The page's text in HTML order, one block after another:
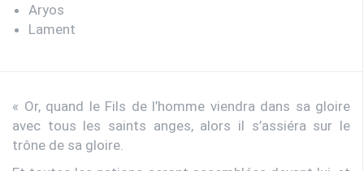
Aryos
Lament
« Or, quand le Fils de l’homme viendra dans sa gloire
avec tous les saints anges, alors il s’assiéra sur le
trône de sa gloire.